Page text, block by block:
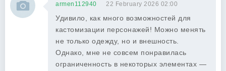
armen112940 22 February 2026 02:00
Удивило, как много возможностей для
кастомизации персонажей! Можно менять
не только одежду, но и внешность.
Однако, мне не совсем понравилась
ограниченность в некоторых элементах —